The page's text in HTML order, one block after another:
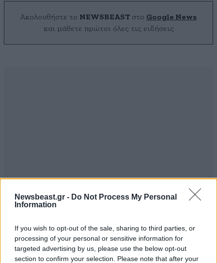
Newsbeast.gr - Do Not Process My Personal
Information
If you wish to opt-out of the sale, sharing to third parties, or
processing of your personal or sensitive information for
targeted advertising by us, please use the below opt-out
section to confirm your selection. Please note that after your
Ακολουθήστε το NEWSBEAST στο Google News
και μάθετε πρώτοι όλες τις ειδήσεις
0 ΣΧΌΛΙΑ ΑΝΑΓΝΩΣΤΏΝ